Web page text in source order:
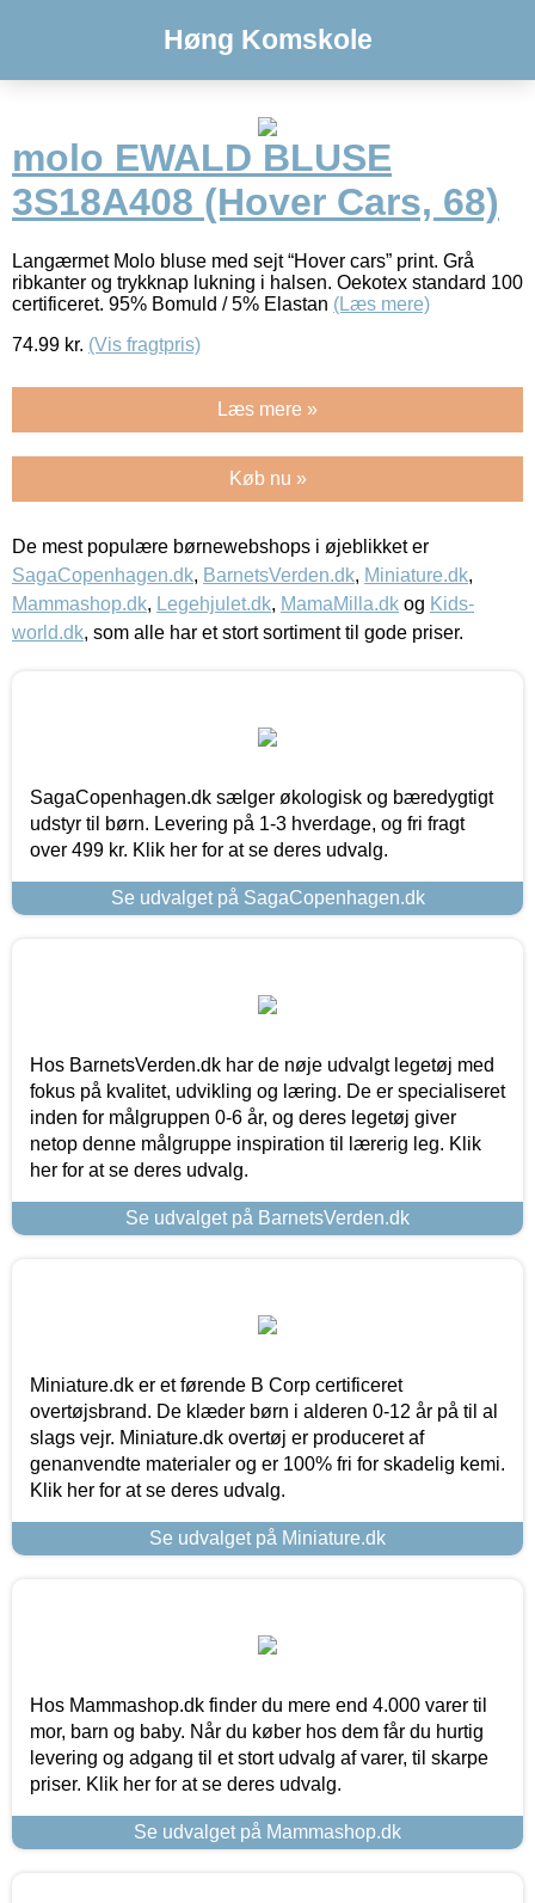
Høng Komskole
molo EWALD BLUSE
3S18A408 (Hover Cars, 68)
Langærmet Molo bluse med sejt “Hover cars” print. Grå
ribkanter og trykknap lukning i halsen. Oekotex standard 100
certificeret. 95% Bomuld / 5% Elastan (Læs mere)
74.99 kr. (Vis fragtpris)
Læs mere »
Køb nu »
De mest populære børnewebshops i øjeblikket er
SagaCopenhagen.dk, BarnetsVerden.dk, Miniature.dk,
Mammashop.dk, Legehjulet.dk, MamaMilla.dk og Kids-
world.dk, som alle har et stort sortiment til gode priser.
SagaCopenhagen.dk sælger økologisk og bæredygtigt
udstyr til børn. Levering på 1-3 hverdage, og fri fragt
over 499 kr. Klik her for at se deres udvalg.
Se udvalget på SagaCopenhagen.dk
Hos BarnetsVerden.dk har de nøje udvalgt legetøj med
fokus på kvalitet, udvikling og læring. De er specialiseret
inden for målgruppen 0-6 år, og deres legetøj giver
netop denne målgruppe inspiration til lærerig leg. Klik
her for at se deres udvalg.
Se udvalget på BarnetsVerden.dk
Miniature.dk er et førende B Corp certificeret
overtøjsbrand. De klæder børn i alderen 0-12 år på til al
slags vejr. Miniature.dk overtøj er produceret af
genanvendte materialer og er 100% fri for skadelig kemi.
Klik her for at se deres udvalg.
Se udvalget på Miniature.dk
Hos Mammashop.dk finder du mere end 4.000 varer til
mor, barn og baby. Når du køber hos dem får du hurtig
levering og adgang til et stort udvalg af varer, til skarpe
priser. Klik her for at se deres udvalg.
Se udvalget på Mammashop.dk